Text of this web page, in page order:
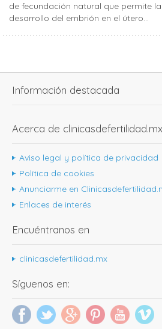
de fecundación natural que permite
desarrollo del embrión en el útero...
Información destacada
Acerca de clinicasdefertilidad.mx
Aviso legal y política de privacidad
Política de cookies
Anunciarme en
Enlaces de interés
Encuéntranos en
clinicasdefertilidad.mx
Síguenos en: